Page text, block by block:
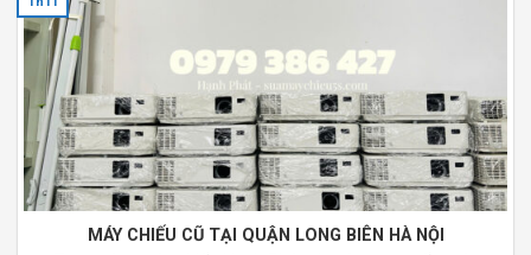
MÁY CHIẾU CŨ TẠI QUẬN LONG BIÊN HÀ NỘI